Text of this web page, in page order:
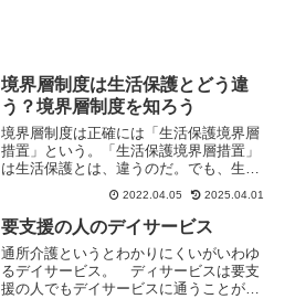
境界層制度は生活保護とどう違
う？境界層制度を知ろう
境界層制度は正確には「生活保護境界層
措置」という。「生活保護境界層措置」
は生活保護とは、違うのだ。でも、生活
保護と無関係ではない。というちょっと
解り難い制度。乱暴な言い方だが生活保
護を受けなくて済むように、補助が出る
制度といったところ。
2022.04.05 2025.04.01
要支援の人のデイサービス
通所介護というとわかりにくいがいわゆ
るデイサービス。 ディサービスは要支
援の人でもデイサービスに通うことがで